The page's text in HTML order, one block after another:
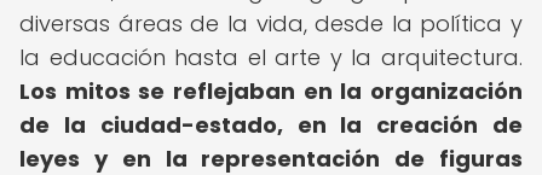
diversas áreas de la vida, desde la política y
la educación hasta el arte y la arquitectura.
Los mitos se reflejaban en la organización
de la ciudad-estado, en la creación de
leyes y en la representación de figuras